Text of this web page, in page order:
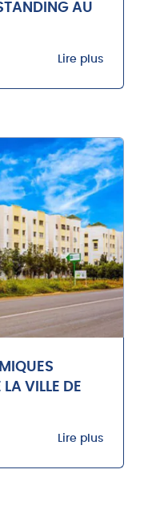
AU
Lire plus
VILLE DE
Lire plus